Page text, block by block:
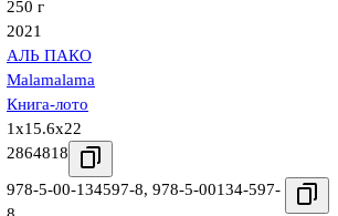
250 г
2021
АЛЬ ПАКО
Malamalama
Книга-лото
1x15.6x22
2864818
978-5-00-134597-8, 978-5-00134-597-